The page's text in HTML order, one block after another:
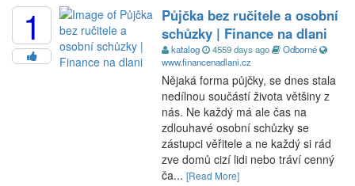
1
Půjčka bez ručitele a osobní
schůzky | Finance na dlani
katalog 4559 days ago
Odborné
www.financenadlani.cz
Nějaká forma půjčky, se dnes stala
nedílnou součástí života většiny z
nás. Ne každý má ale čas na
zdlouhavé osobní schůzky se
zástupci věřitele a ne každý si rád
zve domů cizí lidi nebo tráví cenný
ča... [Read More]